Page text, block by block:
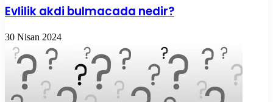
Evlilik akdi bulmacada nedir?
30 Nisan 2024